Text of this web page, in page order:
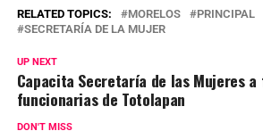
RELATED TOPICS: MORELOS
PRINCIPAL
SECRETARÍA DE LA MUJER
UP NEXT
Capacita Secretaría de las Mujeres
funcionarias de Totolapan
DON'T MISS